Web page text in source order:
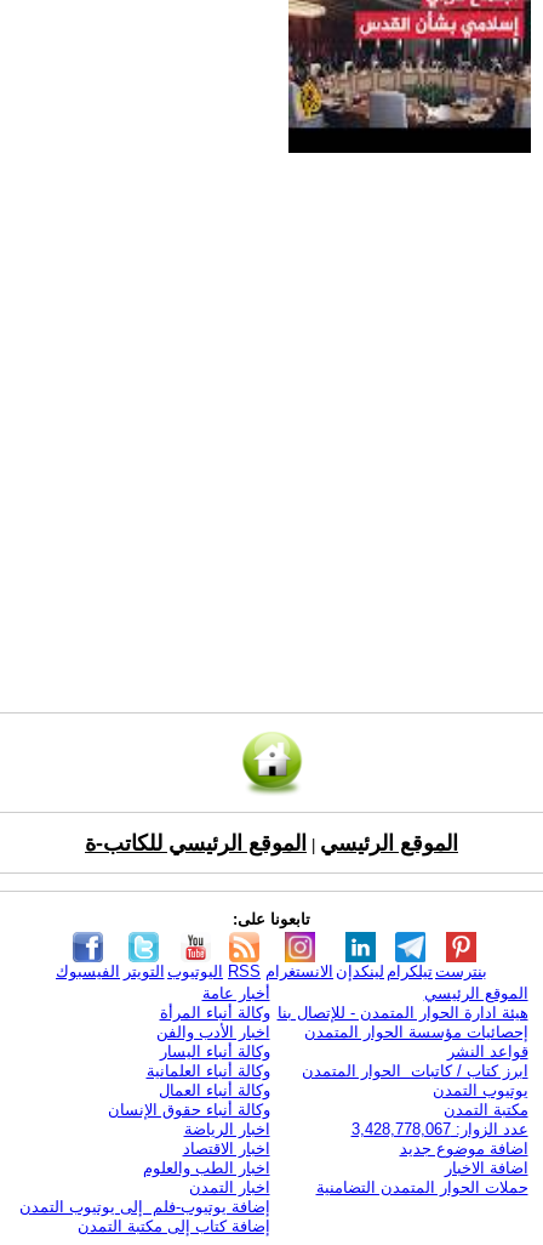
الموقع الرئيسي الموقع الرئيسي للكاتب-ة
تابعونا على:
الفيسبوك التويتر اليوتيوب RSS الانستغرام لينكدإن تيلكرامبنترست
الموقع الرئيسي
هيئة ادارة الحوار المتمدن - للإتصال بنا
إحصائيات مؤسسة الحوار المتمدن
قواعد النشر
ابرز كتاب / كاتبات الحوار المتمدن
يوتيوب التمدن
مكتبة التمدن
عدد الزوار: 3,428,778,067
اضافة موضوع جديد
اضافة الاخبار
حملات الحوار المتمدن التضامنية
أخبار عامة
وكالة أنباء المرأة
اخبار الأدب والفن
وكالة أنباء اليسار
وكالة أنباء العلمانية
وكالة أنباء العمال
وكالة أنباء حقوق الإنسان
اخبار الرياضة
اخبار الاقتصاد
اخبار الطب والعلوم
اخبار التمدن
إضافة يوتيوب-فلم إلى يوتيوب التمدن
إضافة كتاب إلى مكتبة التمدن